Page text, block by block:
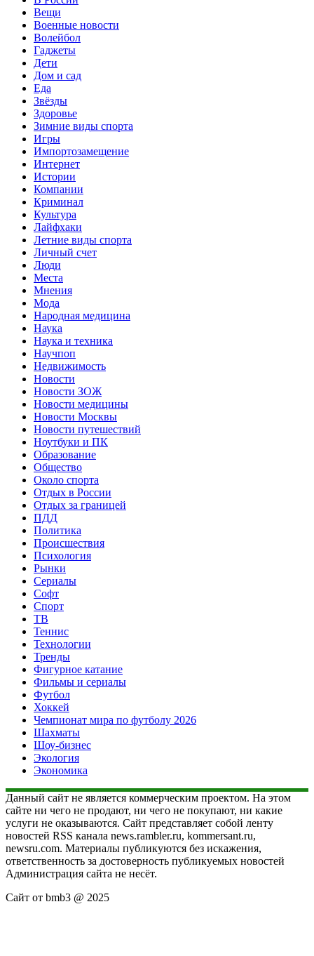
Вещи
Военные новости
Волейбол
Гаджеты
Дети
Дом и сад
Еда
Звёзды
Здоровье
Зимние виды спорта
Игры
Импортозамещение
Интернет
Истории
Компании
Криминал
Культура
Лайфхаки
Летние виды спорта
Личный счет
Люди
Места
Мнения
Мода
Народная медицина
Наука
Наука и техника
Научпоп
Недвижимость
Новости
Новости ЗОЖ
Новости медицины
Новости Москвы
Новости путешествий
Ноутбуки и ПК
Образование
Общество
Около спорта
Отдых в России
Отдых за границей
ПДД
Политика
Происшествия
Психология
Рынки
Сериалы
Софт
Спорт
ТВ
Теннис
Технологии
Тренды
Фигурное катание
Фильмы и сериалы
Футбол
Хоккей
Чемпионат мира по футболу 2026
Шахматы
Шоу-бизнес
Экология
Экономика
Данный сайт не является коммерческим проектом. На этом
сайте ни чего не продают, ни чего не покупают, ни какие
услуги не оказываются. Сайт представляет собой ленту
новостей RSS канала news.rambler.ru, kommersant.ru,
newsru.com. Материалы публикуются без искажения,
ответственность за достоверность публикуемых новостей
Администрация сайта не несёт.
Сайт от bmb3 @ 2025